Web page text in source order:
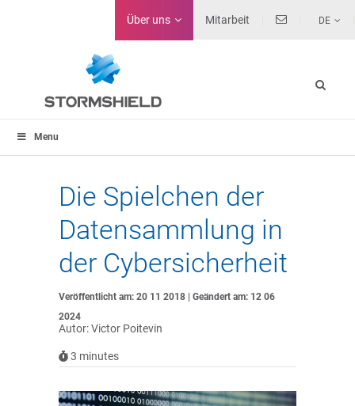
Über uns Mitarbeit DE
Menu
Die Spielchen der
Datensammlung in
der Cybersicherheit
Veröffentlicht am: 20 11 2018 | Geändert am: 12 06
2024
Autor: Victor Poitevin
3 minutes